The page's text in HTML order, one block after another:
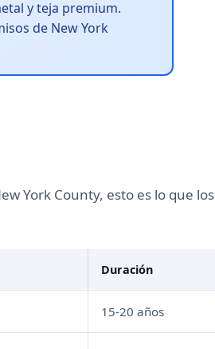
y teja premium.
de New York
York County, esto es lo que los
Duración
15-20 años